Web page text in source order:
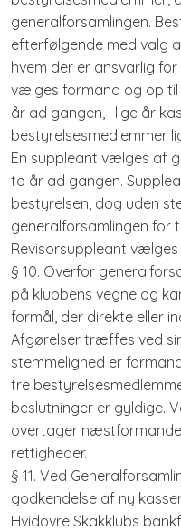
generalforsamlingen.
efterfølgende med valg
hvem der er ansvarlig
vælges formand og op
år ad gangen, i lige år
bestyrelsesmedlemmer
En suppleant vælges af
to år ad gangen.
bestyrelsen, dog uden
generalforsamlingen for
Revisorsuppleant
§ 10. Overfor
på klubbens vegne og
formål, der direkte eller
Afgørelser træffes ved
stemmelighed er
tre
beslutninger er gyldige.
overtager
rettigheder.
§ 11. Ved
godkendelse af ny
Hvidovre Skakklubs